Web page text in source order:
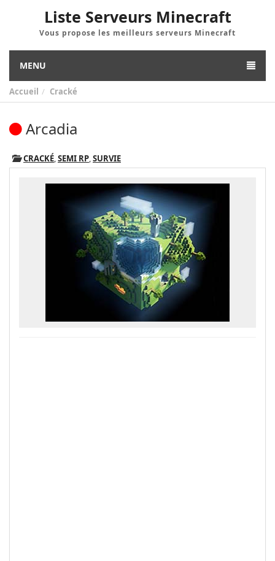
Liste Serveurs Minecraft
Vous propose les meilleurs serveurs Minecraft
MENU
Accueil Cracké
Arcadia
CRACKÉ,SEMI RP,SURVIE